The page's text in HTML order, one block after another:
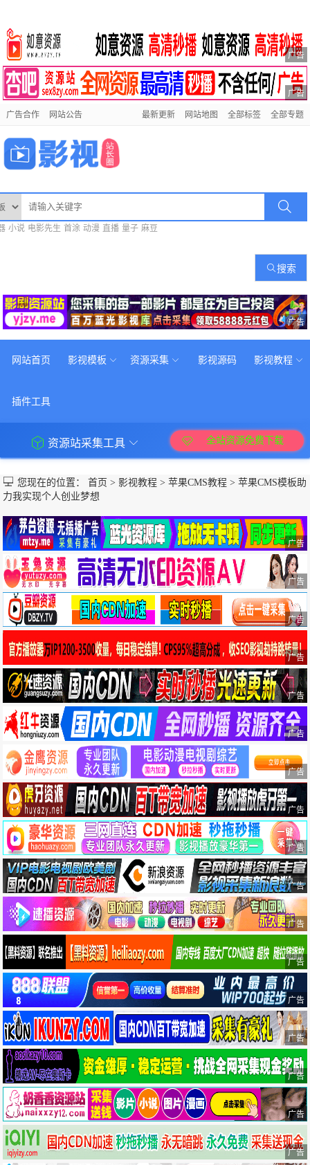
广告
广告
广告合作 网站公告 最新更新 网站地图 全部标签 全部专题
小说 电影先生 首涂 动漫 直播 量子 麻豆
搜索
广告
网站首页 影视模板 资源采集 影视源码 影视教程
插件工具
资源站采集工具 全站资源免费下载
您现在的位置：首页 > 影视教程 >苹果CMS教程 >苹果CMS模板助
力我实现个人创业梦想
广告
广告
广告
广告
广告
广告
广告
广告
广告
广告
广告
广告
广告
广告
广告
广告
广告